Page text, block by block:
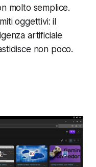
molto semplice.
oggettivi: il
artificiale
non poco.